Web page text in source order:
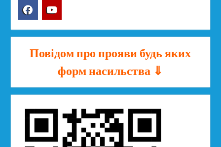
Повідом про прояви будь яких
форм насильства ⇓